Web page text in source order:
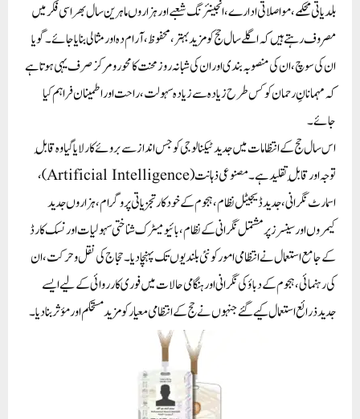
بلدیاتی محکمے، مواصلاتی ادارے، انجینئرنگ شعبے اور ہزاروں ماہرین سال بھر اسی فکر میں
مصروف رہتے ہیں کہ اگلے سال حج کو مزید بہتر، محفوظ، آرام دہ اور مثالی بنایا جائے۔ گویا
ان کی سوچ، ان کی منصوبہ بندی اور ان کی شبانہ روز محنت کا محور و مرکز صرف یہی ہوتا ہے
کہ مہمانانِ رحمان کو کس طرح زیادہ سے زیادہ سہولت، راحت اور اطمینان فراہم کیا
جائے۔
اس سال حج کے انتظامات میں جدید ٹیکنالوجی کو جس انداز سے بروئے کار لایا گیا وہ قابلِ
توجہ اور قابلِ تقلید ہے۔ مصنوعی ذہانت (Artificial Intelligence)،
اسمارٹ نگرانی، جدید ڈیجیٹل نظام، ہجوم کے خودکار تجزیاتی پروگرام، ہزاروں جدید
کیمروں اور سینسرز پر مشتمل نگرانی کے نظام، بائیومیٹرک شناختی سہولیات اور نسک کارڈ
کے جامع استعمال نے انتظامی امور کو نئی بلندیوں تک پہنچا دیا۔ حجاج کی نقل و حرکت، ان
کی رہنمائی، ہجوم کے دباؤ کی نگرانی اور ہنگامی حالات میں فوری کارروائی کے لیے ایسے
جدید ذرائع استعمال کیے گئے جنہوں نے حج کے انتظامی معیار کو مزید مستحکم اور مؤثر بنا دیا۔